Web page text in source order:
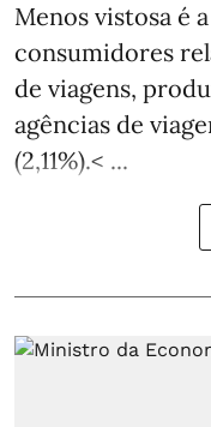
Menos vistosa é
consumidores
de viagens,
agências de
(2,11%).< ...